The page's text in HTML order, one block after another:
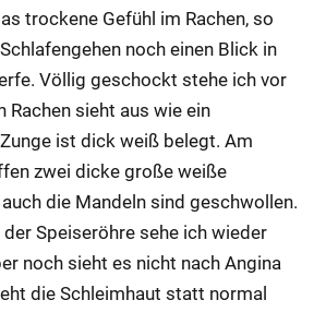
trockene Gefühl im Rachen, so
noch einen Blick in
Völlig geschockt stehe ich vor
Rachen sieht aus wie ein
ist dick weiß belegt. Am
zwei dicke große weiße
die Mandeln sind geschwollen.
Speiseröhre sehe ich wieder
noch sieht es nicht nach Angina
die Schleimhaut statt normal